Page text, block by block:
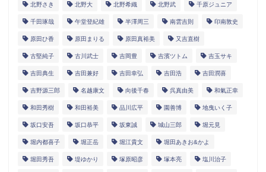
北野さき 北野大 北野希織 北野武 千原ジュニア
千田琢哉 午堂登紀雄 半澤周三 南雲吉則 印南敦史
原田ひ香 原田まりる 原田真裕美 又吉直樹
古堅純子 古川武士 吉岡豊 吉濱ツトム 吉玉サキ
吉田典生 吉田兼好 吉田幸弘 吉田浩 吉田潤喜
吉野源三郎 名越康文 向後千春 呉真由美 和氣正幸
和田秀樹 和田裕美 品川広平 園善博 地曳いく子
坂口安吾 坂口恭平 坂東誠 城山三郎 堀元見
堀内都喜子 堀正岳 堀江貴文 堀田あきお&かよ
堀田秀吾 堤ゆかり 塚原昭彦 塚本亮 塩川治子